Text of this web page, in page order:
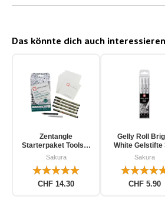
Das könnte dich auch
Zentangle
Starterpaket Toolset
für Einsteiger 12-
Sakura
CHF 14.30
Gelly Roll
White Gelstifte
Pack
Sakura
CHF 5.90